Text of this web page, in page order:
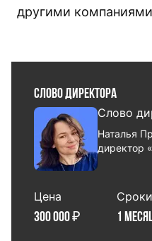
другими
Слово директора
Слово
Наталья
директор
Цена
300 000 ₽
Сроки
1